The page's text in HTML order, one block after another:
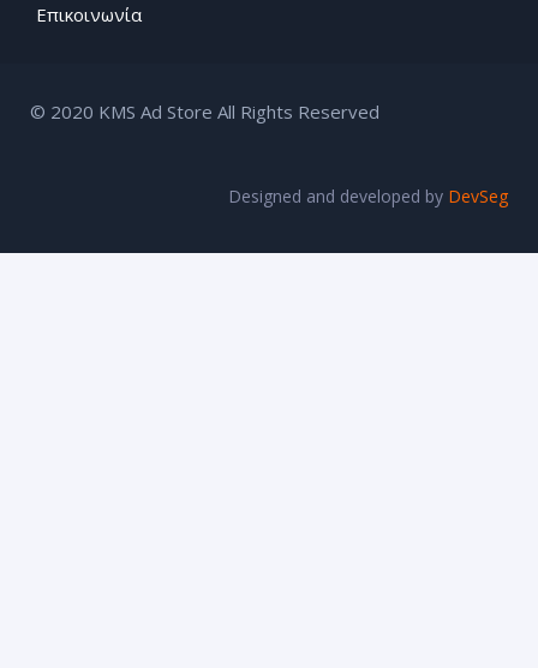
Επικοινωνία
© 2020 KMS Ad Store All Rights Reserved
Designed and developed by DevSeg